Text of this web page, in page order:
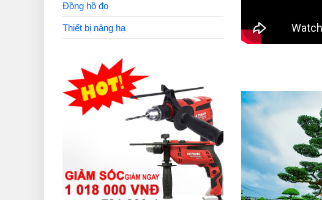
Đồng hồ đo
Thiết bị nâng hạ